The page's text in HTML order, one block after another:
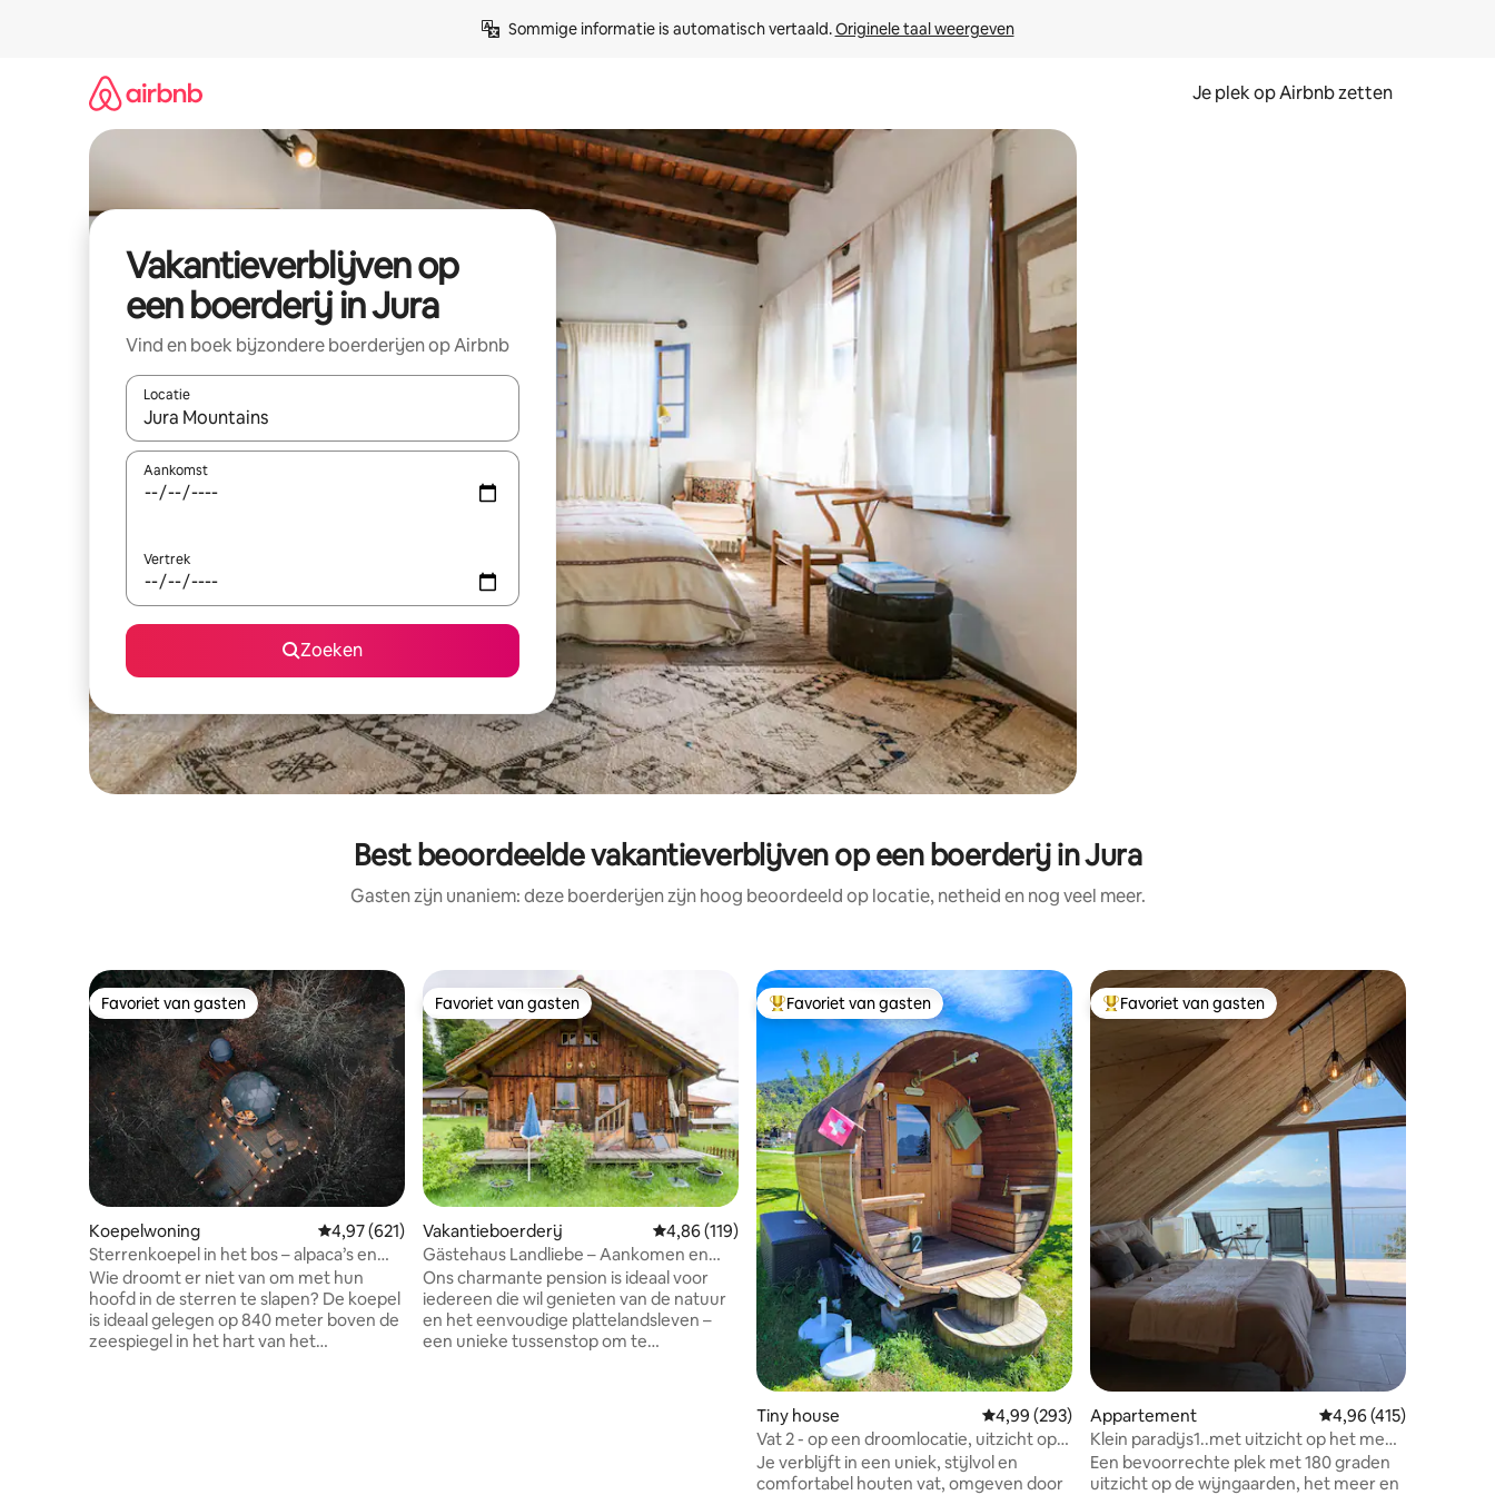
Sommige informatie is automatisch vertaald. Originele taal weergeven
Je plek op Airbnb zetten
Vakantieverblijven op
een boerderij in Jura
Vind en boek bijzondere boerderijen op Airbnb
Locatie
Wanneer er resultaten beschikbaar zijn, maak je een keuze met je de pijltjestoetsen omhoog en omlaag, óf door te tikken of swipen.
Aankomst
Vertrek
Zoeken
Best beoordeelde vakantieverblijven op een boerderij in Jura
Gasten zijn unaniem: deze boerderijen zijn hoog beoordeeld op locatie, netheid en nog veel meer.
Favoriet van gasten
Favoriet van gasten
Koepelwoning Gemiddelde beoordeling van 4,97 op 5, 621 recensies
4,97 (621)
Sterrenkoepel in het bos – alpaca’s en
natuur in Gérardmer
Wie droomt er niet van om met hun
hoofd in de sterren te slapen? De koepel
is ideaal gelegen op 840 meter boven de
zeespiegel in het hart van het
Favoriet van gasten
Favoriet van gasten
Vakantieboerderij Gemiddelde beoordeling van 4,86 op 5, 119 recensies
4,86 (119)
Gästehaus Landliebe – Aankomen en
zich goed voelen
Ons charmante pension is ideaal voor
iedereen die wil genieten van de natuur
en het eenvoudige plattelandsleven –
een unieke tussenstop om te
Topfavoriet van gasten
Favoriet van gasten
Tiny house Gemiddelde beoordeling van 4,99 op 5, 293 recensies
4,99 (293)
Vat 2 - op een droomlocatie, uitzicht op
bergen/meer/alpaca's
Je verblijft in een uniek, stijlvol en
comfortabel houten vat, omgeven door
Topfavoriet van gasten
Favoriet van gasten
Appartement Gemiddelde
4,96 (415)
Klein paradijs1..met uitzicht op het meer
midden in de wijngaarden.
Een bevoorrechte plek met 180 graden
uitzicht op de wijngaarden, het meer en